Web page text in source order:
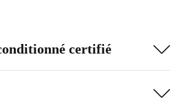
certifié